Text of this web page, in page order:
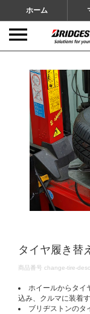
ホーム
タイヤ履き替
DETAILS
商品番号 change-tire-
ホイールからタイ
込み、クルマに装着
ブリヂストンのタ